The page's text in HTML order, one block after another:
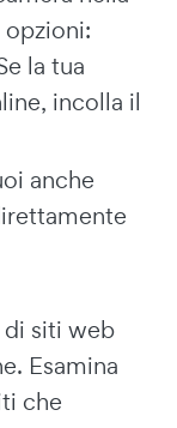
opzioni:
la tua
incolla il
anche
siti web
Esamina
che